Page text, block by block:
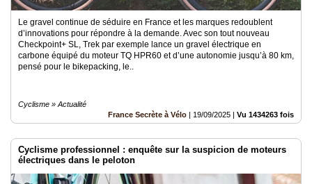
Le gravel continue de séduire en France et les marques redoublent
d’innovations pour répondre à la demande. Avec son tout nouveau
Checkpoint+ SL, Trek par exemple lance un gravel électrique en
carbone équipé du moteur TQ HPR60 et d’une autonomie jusqu’à 80 km,
pensé pour le bikepacking, le..
Cyclisme » Actualité
France Secrète à Vélo | 19/09/2025 | Vu 1434263 fois
Cyclisme professionnel : enquête sur la suspicion de moteurs
électriques dans le peloton